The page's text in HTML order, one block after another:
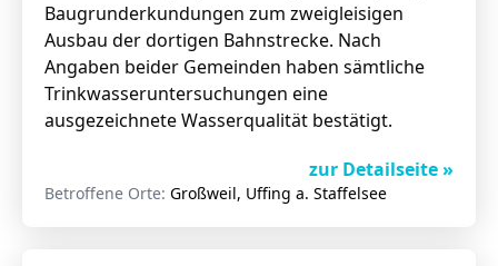
Baugrunderkundungen zum zweigleisigen
Ausbau der dortigen Bahnstrecke. Nach
Angaben beider Gemeinden haben sämtliche
Trinkwasseruntersuchungen eine
ausgezeichnete Wasserqualität bestätigt.
zur Detailseite »
Betroffene Orte: Großweil, Uffing a. Staffelsee